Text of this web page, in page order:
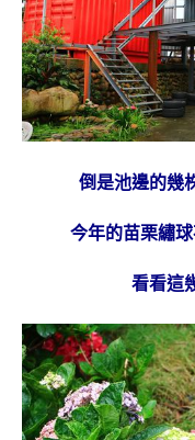
倒是池邊的幾
今年的苗栗繡
看看這